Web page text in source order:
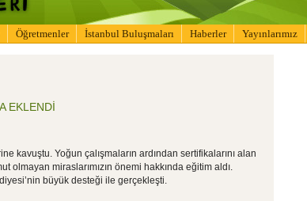
Öğretmenler İstanbul Buluşmaları Haberler Yayınlarımız
EKLENDİ
kavuştu. Yoğun çalışmaların ardından sertifikalarını alan
olmayan miraslarımızın önemi hakkında eğitim aldı.
büyük desteği ile gerçekleşti.